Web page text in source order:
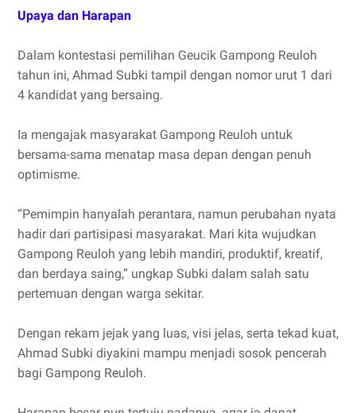
Upaya dan Harapan
Dalam kontestasi pemilihan Geucik Gampong Reuloh
tahun ini, Ahmad Subki tampil dengan nomor urut 1 dari
4 kandidat yang bersaing.
Ia mengajak masyarakat Gampong Reuloh untuk
bersama-sama menatap masa depan dengan penuh
optimisme.
“Pemimpin hanyalah perantara, namun perubahan nyata
hadir dari partisipasi masyarakat. Mari kita wujudkan
Gampong Reuloh yang lebih mandiri, produktif, kreatif,
dan berdaya saing,” ungkap Subki dalam salah satu
pertemuan dengan warga sekitar.
Dengan rekam jejak yang luas, visi jelas, serta tekad kuat,
Ahmad Subki diyakini mampu menjadi sosok pencerah
bagi Gampong Reuloh.